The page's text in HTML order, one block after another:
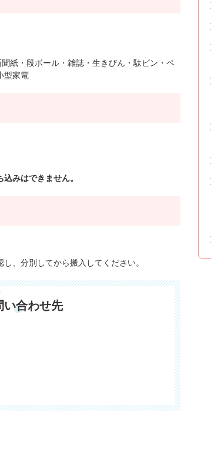
紙・段ボール・雑誌・生きびん・駄ビン・ペ
型家電
みはできません。
、分別してから搬入してください。
い合わせ先